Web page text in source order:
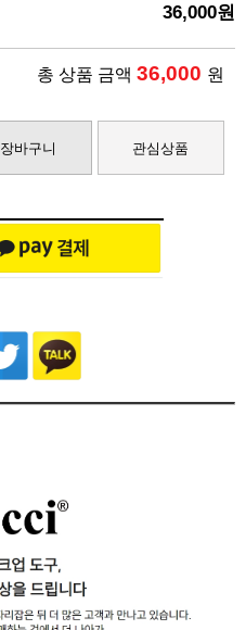
36,000원
총 상품 금액 36,000 원
장바구니 관심상품